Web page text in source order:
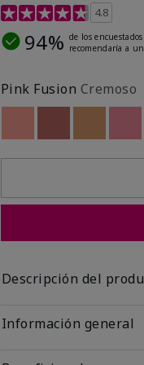
Calificación de clientes
4.8
94% de los encuestados
recomendaría a
Pink Fusion Cremoso
Descripción del
Información general